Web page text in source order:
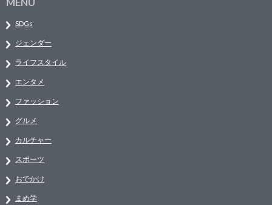
SDGs
ジェンダー
ライフスタイル
エンタメ
ファッション
グルメ
カルチャー
スポーツ
おでかけ
まめ学